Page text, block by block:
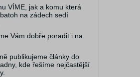
VÍME, jak a komu která
na zádech sedí
Vám dobře poradit i na
publikujeme články do
kde řešíme nejčastější